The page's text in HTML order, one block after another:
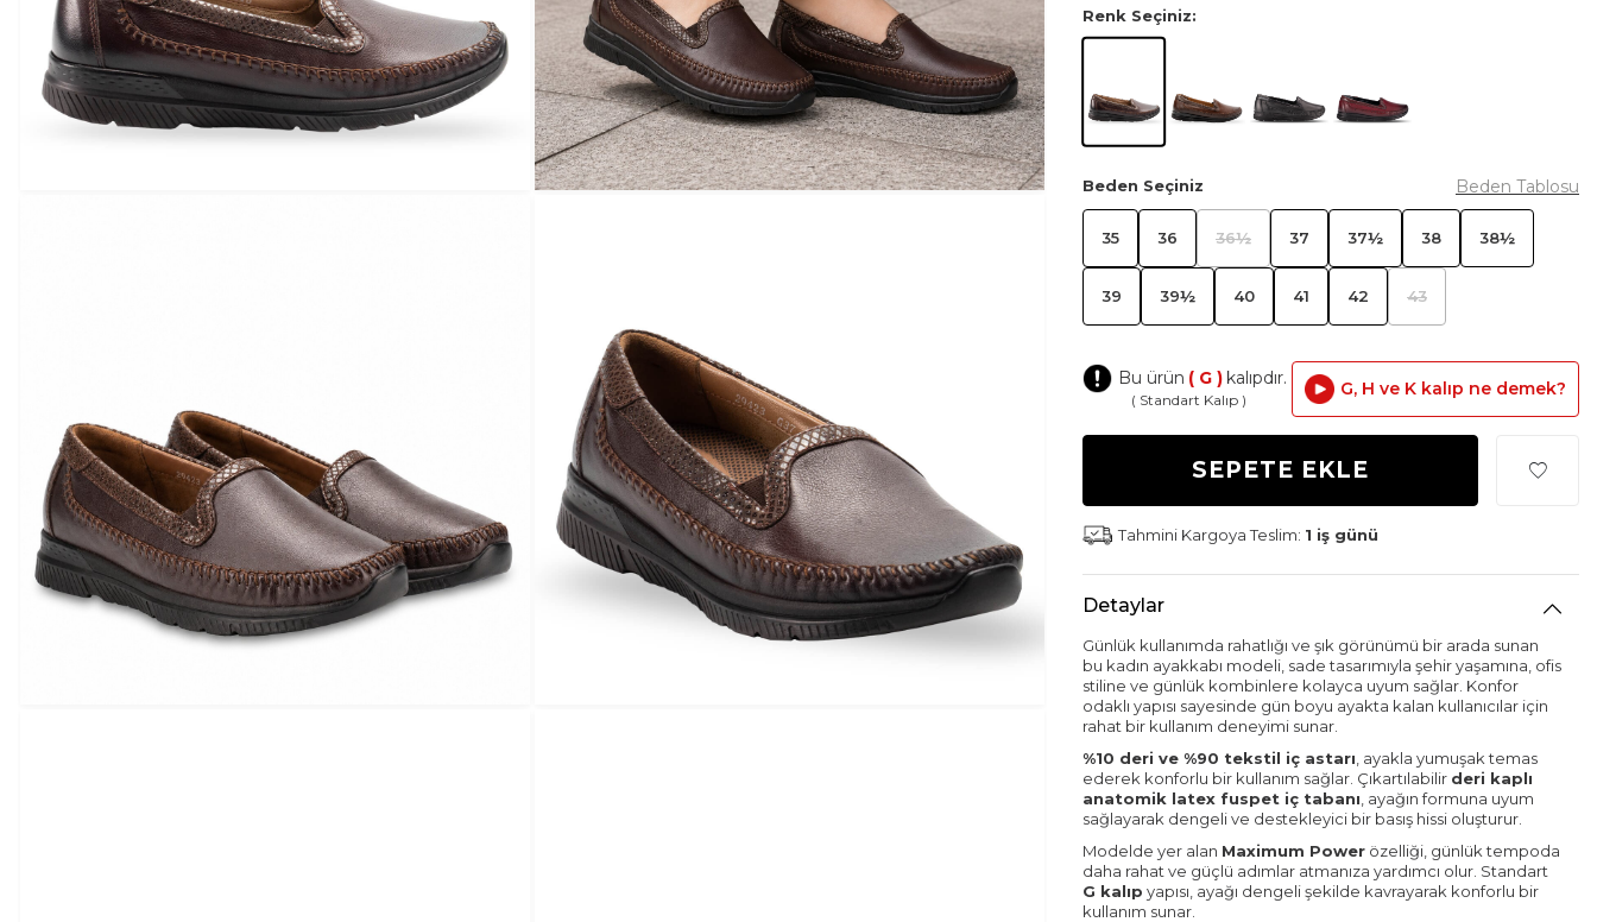
Renk Seçiniz:
Beden Seçiniz Beden Tablosu
35 36 36½ 37 37½ 38 38½
39 39½ 40 41 42 43
Bu ürün ( G ) kalıpdır.
( Standart Kalıp ) G, H ve K kalıp ne demek?
SEPETE EKLE
Tahmini Kargoya Teslim: 1 iş günü
Detaylar
Günlük kullanımda rahatlığı ve şık görünümü bir arada sunan
bu kadın ayakkabı modeli, sade tasarımıyla şehir yaşamına, ofis
stiline ve günlük kombinlere kolayca uyum sağlar. Konfor
odaklı yapısı sayesinde gün boyu ayakta kalan kullanıcılar için
rahat bir kullanım deneyimi sunar.
%10 deri ve %90 tekstil iç astarı , ayakla yumuşak temas
ederek konforlu bir kullanım sağlar. Çıkartılabilir deri kaplı
anatomik latex fuspet iç tabanı , ayağın formuna uyum
sağlayarak dengeli ve destekleyici bir basış hissi oluşturur.
Modelde yer alan Maximum Power özelliği, günlük tempoda
daha rahat ve güçlü adımlar atmanıza yardımcı olur. Standart
G kalıp yapısı, ayağı dengeli şekilde kavrayarak konforlu bir
kullanım sunar.